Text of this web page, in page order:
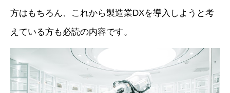
方はもちろん、これから製造業DXを導入しようと考
えている方も必読の内容です。